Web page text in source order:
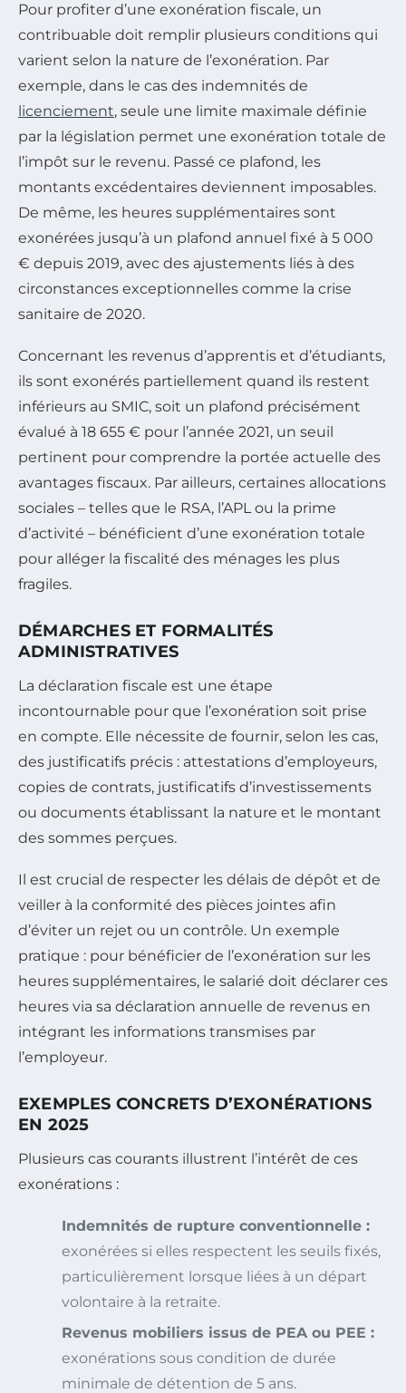
Pour profiter d’une exonération fiscale, un
contribuable doit remplir plusieurs conditions qui
varient selon la nature de l’exonération. Par
exemple, dans le cas des indemnités de
licenciement, seule une limite maximale définie
par la législation permet une exonération totale de
l’impôt sur le revenu. Passé ce plafond, les
montants excédentaires deviennent imposables.
De même, les heures supplémentaires sont
exonérées jusqu’à un plafond annuel fixé à 5 000
€ depuis 2019, avec des ajustements liés à des
circonstances exceptionnelles comme la crise
sanitaire de 2020.
Concernant les revenus d’apprentis et d’étudiants,
ils sont exonérés partiellement quand ils restent
inférieurs au SMIC, soit un plafond précisément
évalué à 18 655 € pour l’année 2021, un seuil
pertinent pour comprendre la portée actuelle des
avantages fiscaux. Par ailleurs, certaines allocations
sociales – telles que le RSA, l’APL ou la prime
d’activité – bénéficient d’une exonération totale
pour alléger la fiscalité des ménages les plus
fragiles.
DÉMARCHES ET FORMALITÉS
ADMINISTRATIVES
La déclaration fiscale est une étape
incontournable pour que l’exonération soit prise
en compte. Elle nécessite de fournir, selon les cas,
des justificatifs précis : attestations d’employeurs,
copies de contrats, justificatifs d’investissements
ou documents établissant la nature et le montant
des sommes perçues.
Il est crucial de respecter les délais de dépôt et de
veiller à la conformité des pièces jointes afin
d’éviter un rejet ou un contrôle. Un exemple
pratique : pour bénéficier de l’exonération sur les
heures supplémentaires, le salarié doit déclarer ces
heures via sa déclaration annuelle de revenus en
intégrant les informations transmises par
l’employeur.
EXEMPLES CONCRETS D’EXONÉRATIONS
EN 2025
Plusieurs cas courants illustrent l’intérêt de ces
exonérations :
Indemnités de rupture conventionnelle :
exonérées si elles respectent les seuils fixés,
particulièrement lorsque liées à un départ
volontaire à la retraite.
Revenus mobiliers issus de PEA ou PEE :
exonérations sous condition de durée
minimale de détention de 5 ans.